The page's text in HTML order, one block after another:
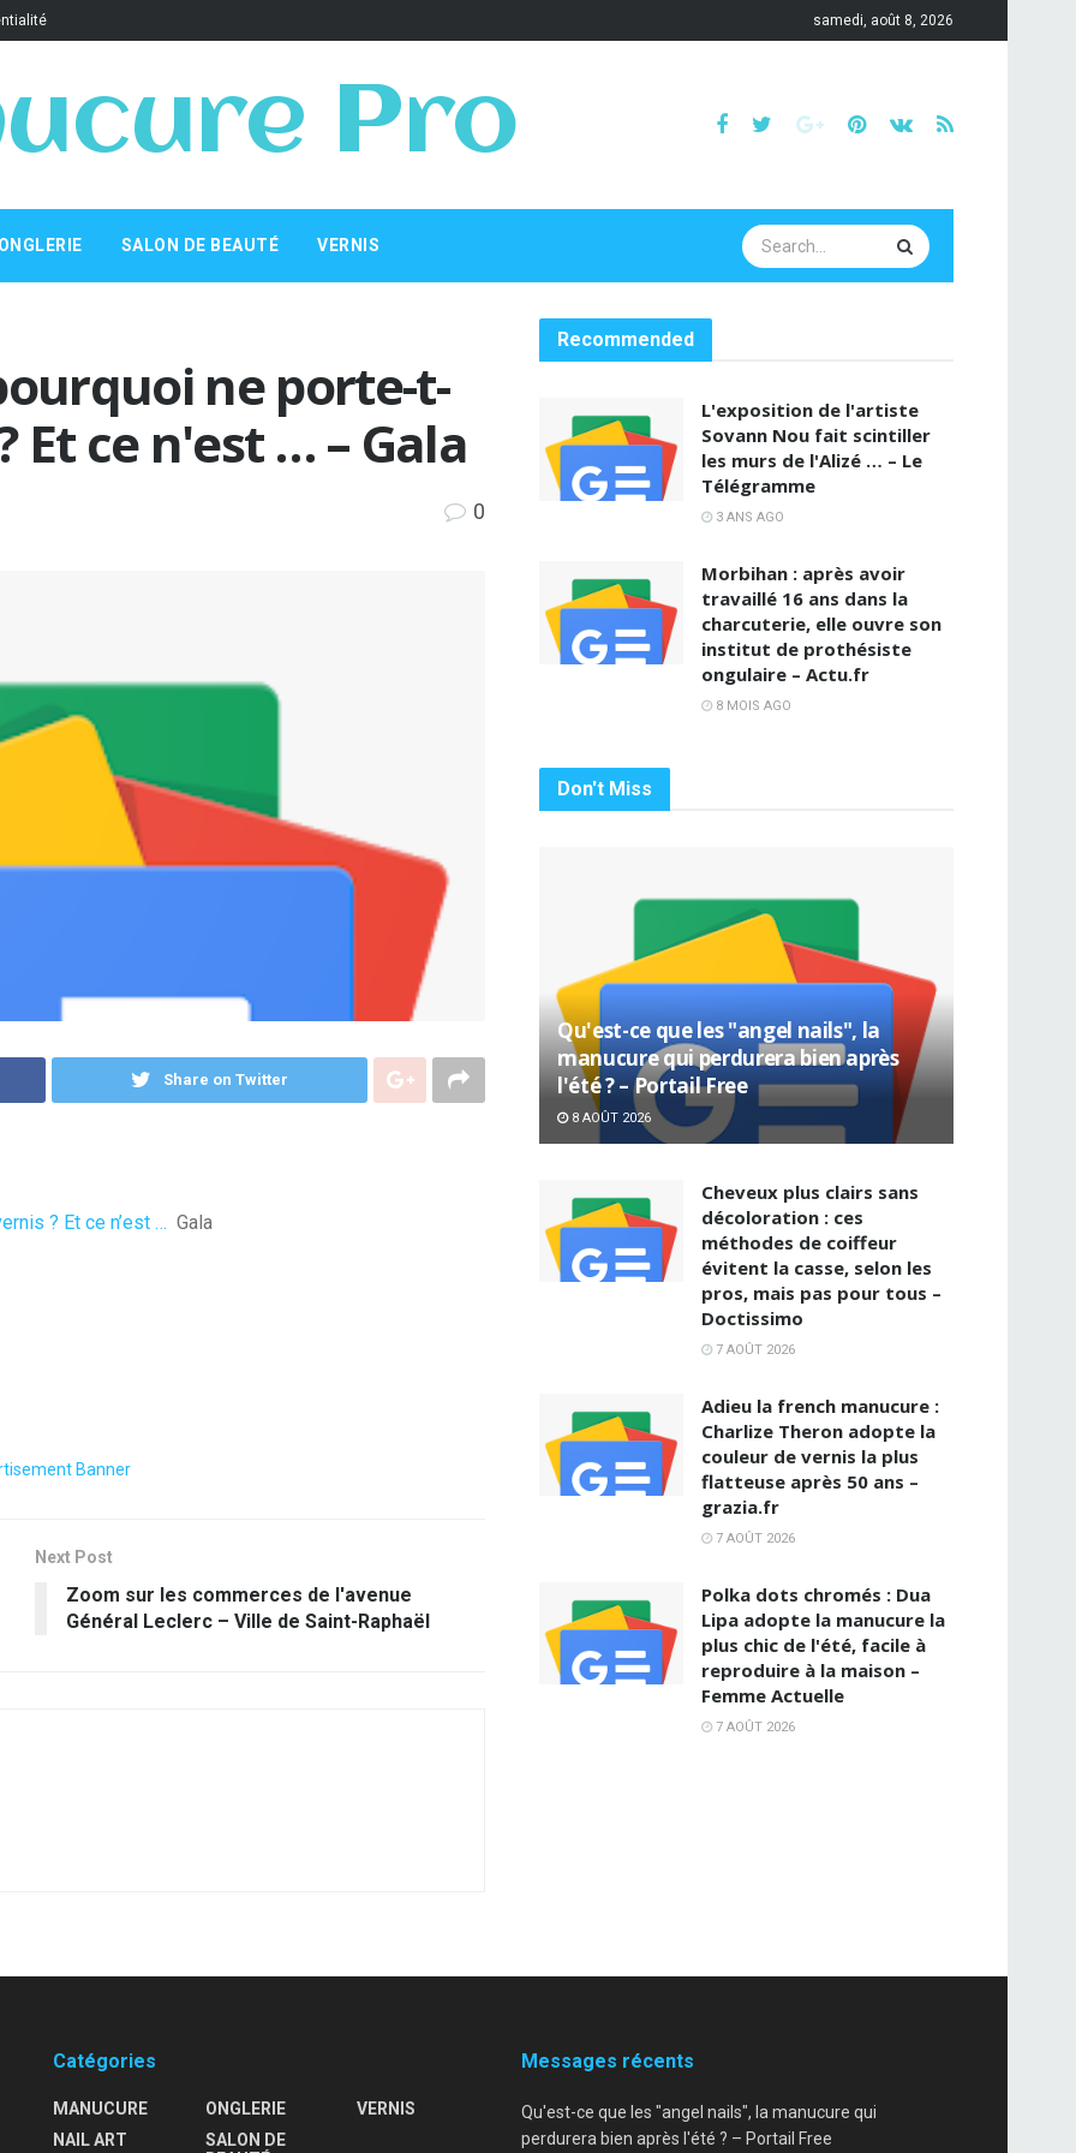
samedi, août 8, 2026
Pro
SALON DE BEAUTÉ VERNIS
ne porte-t-
Et ce n'est … – Gala
0
Share on Twitter
? Et ce n’est … Gala
Next Post
Zoom sur les commerces de l'avenue
Général Leclerc – Ville de Saint-Raphaël
Recommended
L'exposition de l'artiste
Sovann Nou fait scintiller
les murs de l'Alizé … – Le
Télégramme
3 ANS AGO
Morbihan : après avoir
travaillé 16 ans dans la
charcuterie, elle ouvre son
institut de prothésiste
ongulaire – Actu.fr
8 MOIS AGO
Don't Miss
Qu'est-ce que les "angel nails", la
manucure qui perdurera bien après
l'été ? – Portail Free
8 AOÛT 2026
Cheveux plus clairs sans
décoloration : ces
méthodes de coiffeur
évitent la casse, selon les
pros, mais pas pour tous –
Doctissimo
7 AOÛT 2026
Adieu la french manucure :
Charlize Theron adopte la
couleur de vernis la plus
flatteuse après 50 ans –
grazia.fr
7 AOÛT 2026
Polka dots chromés : Dua
Lipa adopte la manucure la
plus chic de l'été, facile à
reproduire à la maison –
Femme Actuelle
7 AOÛT 2026
Catégories
MANUCURE
NAIL ART
ONGLERIE
SALON DE
VERNIS
Messages récents
Qu'est-ce que les "angel nails", la manucure qui
perdurera bien après l'été ? – Portail Free